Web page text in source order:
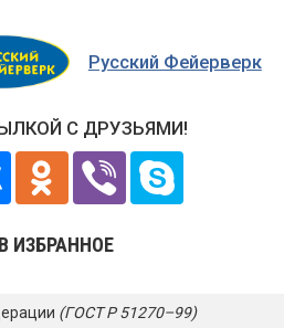
Русский Фейерверк
С ДРУЗЬЯМИ!
В ИЗБРАННОЕ
(ГОСТ Р 51270–99)